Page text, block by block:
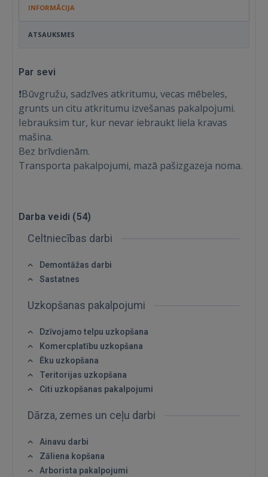
Ienākt
INFORMĀCIJA
ATSAUKSMES
Par sevi
❗️Būvgružu, sadzīves atkritumu, vecas mēbeles,
grunts un citu atkritumu izvešanas pakalpojumi.
Iebrauksim tur, kur nevar iebraukt liela kravas
mašina.
Bez brīvdienām.
Transporta pakalpojumi, mazā pašizgazeja noma.
Darba veidi (54)
Celtniecības darbi
Demontāžas darbi
Sastatnes
Uzkopšanas pakalpojumi
Dzīvojamo telpu uzkopšana
Komercplatību uzkopšana
Ēku uzkopšana
Teritorijas uzkopšana
Citi uzkopšanas pakalpojumi
Dārza, zemes un ceļu darbi
Ainavu darbi
Zāliena kopšana
Arborista pakalpojumi